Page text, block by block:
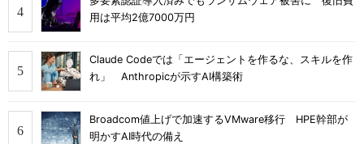
用は平均2億7000万円
Claude Codeでは「エージェントを作るな、スキルを作
れ」 Anthropicが示すAI構築術
Broadcom値上げで加速するVMware移行 HPE幹部が
明かすAI時代の備え